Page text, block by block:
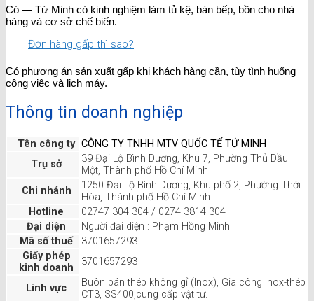
Có — Tứ Minh có kinh nghiệm làm tủ kệ, bàn bếp, bồn cho nhà
hàng và cơ sở chế biến.
Đơn hàng gấp thì sao?
Có phương án sản xuất gấp khi khách hàng cần, tùy tình huống
công việc và lịch máy.
Thông tin doanh nghiệp
Tên công ty CÔNG TY TNHH MTV QUỐC TẾ TỨ MINH
Trụ sở
39 Đại Lộ Bình Dương, Khu 7, Phường Thủ Dầu
Một, Thành phố Hồ Chí Minh
Chi nhánh
1250 Đại Lộ Bình Dương, Khu phố 2, Phường Thới
Hòa, Thành phố Hồ Chí Minh
Hotline
02747 304 304 / 0274 3814 304
Đại diện
Người đại diện : Phạm Hồng Minh
Mã số thuế
3701657293
Giấy phép
kinh doanh
3701657293
Linh vực
Buôn bán thép không gỉ (Inox), Gia công Inox-thép
CT3, SS400,cung cấp vật tư.